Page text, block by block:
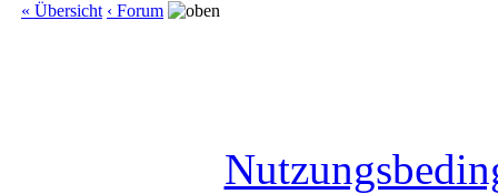
« Übersicht ‹ Forum